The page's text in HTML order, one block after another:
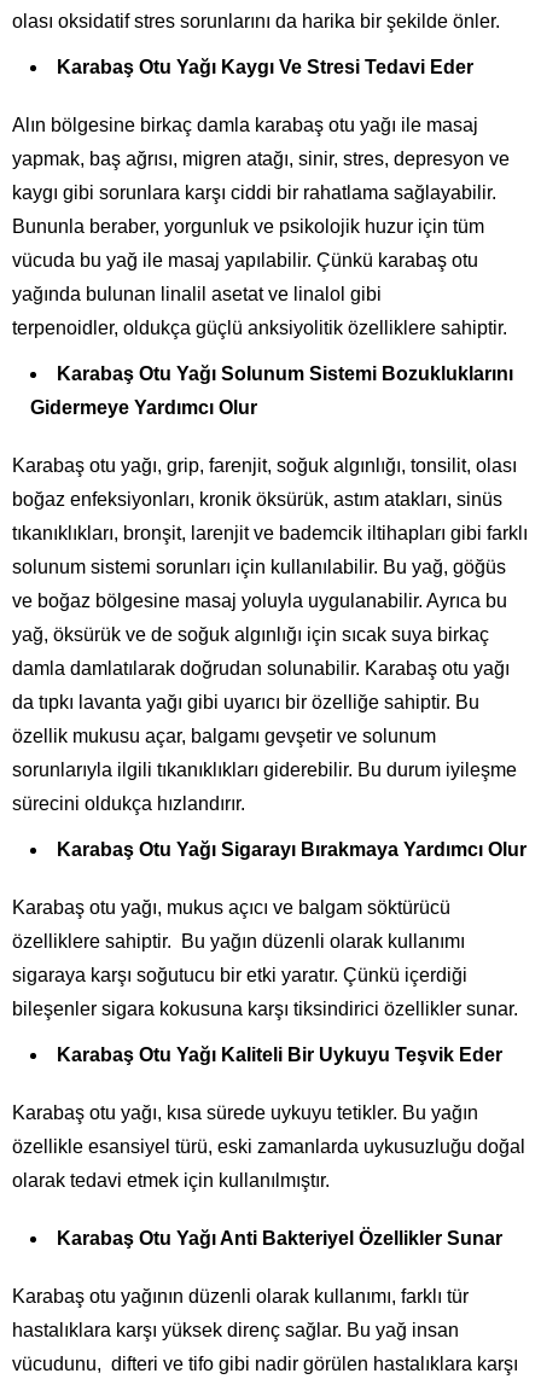
olası oksidatif stres sorunlarını da harika bir şekilde önler.
Karabaş Otu Yağı Kaygı Ve Stresi Tedavi Eder
Alın bölgesine birkaç damla karabaş otu yağı ile masaj
yapmak, baş ağrısı, migren atağı, sinir, stres, depresyon ve
kaygı gibi sorunlara karşı ciddi bir rahatlama sağlayabilir.
Bununla beraber, yorgunluk ve psikolojik huzur için tüm
vücuda bu yağ ile masaj yapılabilir. Çünkü karabaş otu
yağında bulunan linalil asetat ve linalol gibi
terpenoidler, oldukça güçlü anksiyolitik özelliklere sahiptir.
Karabaş Otu Yağı Solunum Sistemi Bozukluklarını
Gidermeye Yardımcı Olur
Karabaş otu yağı, grip, farenjit, soğuk algınlığı, tonsilit, olası
boğaz enfeksiyonları, kronik öksürük, astım atakları, sinüs
tıkanıklıkları, bronşit, larenjit ve bademcik iltihapları gibi farklı
solunum sistemi sorunları için kullanılabilir. Bu yağ, göğüs
ve boğaz bölgesine masaj yoluyla uygulanabilir. Ayrıca bu
yağ, öksürük ve de soğuk algınlığı için sıcak suya birkaç
damla damlatılarak doğrudan solunabilir. Karabaş otu yağı
da tıpkı lavanta yağı gibi uyarıcı bir özelliğe sahiptir. Bu
özellik mukusu açar, balgamı gevşetir ve solunum
sorunlarıyla ilgili tıkanıklıkları giderebilir. Bu durum iyileşme
sürecini oldukça hızlandırır.
Karabaş Otu Yağı Sigarayı Bırakmaya Yardımcı Olur
Karabaş otu yağı, mukus açıcı ve balgam söktürücü
özelliklere sahiptir. Bu yağın düzenli olarak kullanımı
sigaraya karşı soğutucu bir etki yaratır. Çünkü içerdiği
bileşenler sigara kokusuna karşı tiksindirici özellikler sunar.
Karabaş Otu Yağı Kaliteli Bir Uykuyu Teşvik Eder
Karabaş otu yağı, kısa sürede uykuyu tetikler. Bu yağın
özellikle esansiyel türü, eski zamanlarda uykusuzluğu doğal
olarak tedavi etmek için kullanılmıştır.
Karabaş Otu Yağı Anti Bakteriyel Özellikler Sunar
Karabaş otu yağının düzenli olarak kullanımı, farklı tür
hastalıklara karşı yüksek direnç sağlar. Bu yağ insan
vücudunu, difteri ve tifo gibi nadir görülen hastalıklara karşı